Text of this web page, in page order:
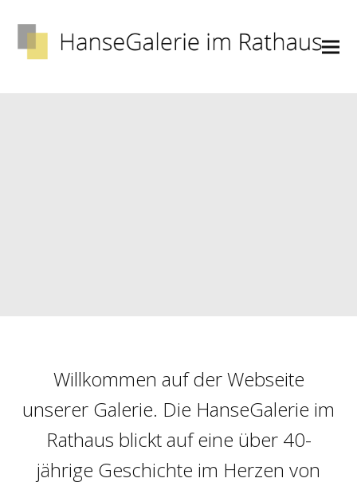
Willkommen auf der Webseite
unserer Galerie. Die HanseGalerie im
Rathaus blickt auf eine über 40-
jährige Geschichte im Herzen von